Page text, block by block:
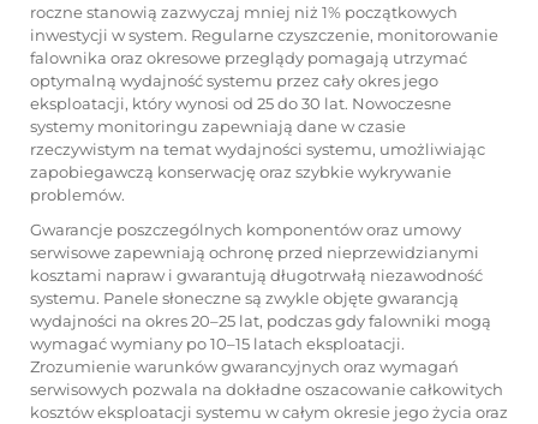
roczne stanowią zazwyczaj mniej niż 1% początkowych
inwestycji w system. Regularne czyszczenie, monitorowanie
falownika oraz okresowe przeglądy pomagają utrzymać
optymalną wydajność systemu przez cały okres jego
eksploatacji, który wynosi od 25 do 30 lat. Nowoczesne
systemy monitoringu zapewniają dane w czasie
rzeczywistym na temat wydajności systemu, umożliwiając
zapobiegawczą konserwację oraz szybkie wykrywanie
problemów.
Gwarancje poszczególnych komponentów oraz umowy
serwisowe zapewniają ochronę przed nieprzewidzianymi
kosztami napraw i gwarantują długotrwałą niezawodność
systemu. Panele słoneczne są zwykle objęte gwarancją
wydajności na okres 20–25 lat, podczas gdy falowniki mogą
wymagać wymiany po 10–15 latach eksploatacji.
Zrozumienie warunków gwarancyjnych oraz wymagań
serwisowych pozwala na dokładne oszacowanie całkowitych
kosztów eksploatacji systemu w całym okresie jego życia oraz